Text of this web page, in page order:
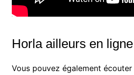
Horla ailleurs en ligne
Vous pouvez également écouter